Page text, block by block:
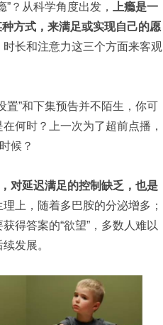
？从科学角度出发，
上瘾是一
方式，来满足或实现自己的愿
长和注意力这三个方面来客观
置”和下集预告并不陌生，你可
何时？上一次为了超前点播，
候？
对延迟满足的控制缺乏，也是
上，随着多巴胺的分泌增多；
得答案的“欲望”，多数人难以
发展。